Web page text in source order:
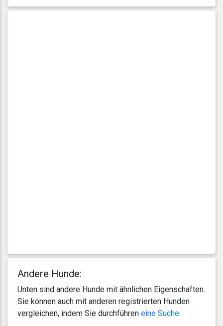
Andere Hunde:
Unten sind andere Hunde mit ähnlichen Eigenschaften.
Sie können auch mit anderen registrierten Hunden
vergleichen, indem Sie durchführen eine Suche.